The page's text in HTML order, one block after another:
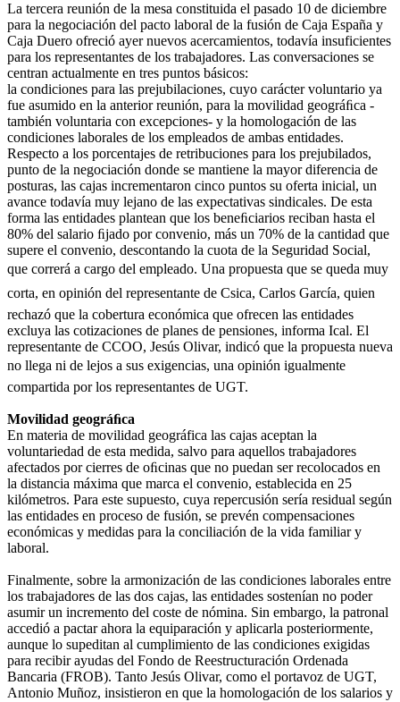
La tercera reunión de la mesa constituida el pasado 10 de diciembre
para la negociación del pacto laboral de la fusión de Caja España y
Caja Duero ofreció ayer nuevos acercamientos, todavía insuficientes
para los representantes de los trabajadores. Las conversaciones se
centran actualmente en tres puntos básicos:
la condiciones para las prejubilaciones, cuyo carácter voluntario ya
fue asumido en la anterior reunión, para la movilidad geográﬁca -
también voluntaria con excepciones- y la homologación de las
condiciones laborales de los empleados de ambas entidades.
Respecto a los porcentajes de retribuciones para los prejubilados,
punto de la negociación donde se mantiene la mayor diferencia de
posturas, las cajas incrementaron cinco puntos su oferta inicial, un
avance todavía muy lejano de las expectativas sindicales. De esta
forma las entidades plantean que los beneﬁciarios reciban hasta el
80% del salario ﬁjado por convenio, más un 70% de la cantidad que
supere el convenio, descontando la cuota de la Seguridad Social,
que correrá a cargo del empleado. Una propuesta que se queda muy
corta, en opinión del representante de Csica, Carlos García, quien
rechazó que la cobertura económica que ofrecen las entidades
excluya las cotizaciones de planes de pensiones, informa Ical. El
representante de CCOO, Jesús Olivar, indicó que la propuesta nueva
no llega ni de lejos a sus exigencias, una opinión igualmente
compartida por los representantes de UGT.
Movilidad geográﬁca
En materia de movilidad geográfica las cajas aceptan la
voluntariedad de esta medida, salvo para aquellos trabajadores
afectados por cierres de oﬁcinas que no puedan ser recolocados en
la distancia máxima que marca el convenio, establecida en 25
kilómetros. Para este supuesto, cuya repercusión sería residual según
las entidades en proceso de fusión, se prevén compensaciones
económicas y medidas para la conciliación de la vida familiar y
laboral.
Finalmente, sobre la armonización de las condiciones laborales entre
los trabajadores de las dos cajas, las entidades sostenían no poder
asumir un incremento del coste de nómina. Sin embargo, la patronal
accedió a pactar ahora la equiparación y aplicarla posteriormente,
aunque lo supeditan al cumplimiento de las condiciones exigidas
para recibir ayudas del Fondo de Reestructuración Ordenada
Bancaria (FROB). Tanto Jesús Olivar, como el portavoz de UGT,
Antonio Muñoz, insistieron en que la homologación de los salarios y